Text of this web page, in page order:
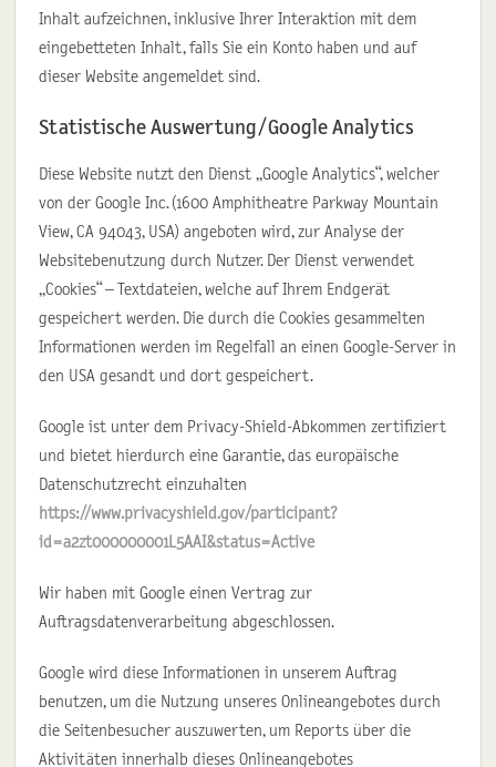
Inhalt aufzeichnen, inklusive Ihrer Interaktion mit dem
eingebetteten Inhalt, falls Sie ein Konto haben und auf
dieser Website angemeldet sind.
Statistische Auswertung / Google Analytics
Diese Website nutzt den Dienst „Google Analytics“, welcher
von der Google Inc. (1600 Amphitheatre Parkway Mountain
View, CA 94043, USA) angeboten wird, zur Analyse der
Websitebenutzung durch Nutzer. Der Dienst verwendet
„Cookies“ – Textdateien, welche auf Ihrem Endgerät
gespeichert werden. Die durch die Cookies gesammelten
Informationen werden im Regelfall an einen Google-Server in
den USA gesandt und dort gespeichert.
Google ist unter dem Privacy-Shield-Abkommen zertifiziert
und bietet hierdurch eine Garantie, das europäische
Datenschutzrecht einzuhalten
https://www.privacyshield.gov/participant?
id=a2zt000000001L5AAI&status=Active
Wir haben mit Google einen Vertrag zur
Auftragsdatenverarbeitung abgeschlossen.
Google wird diese Informationen in unserem Auftrag
benutzen, um die Nutzung unseres Onlineangebotes durch
die Seitenbesucher auszuwerten, um Reports über die
Aktivitäten innerhalb dieses Onlineangebotes